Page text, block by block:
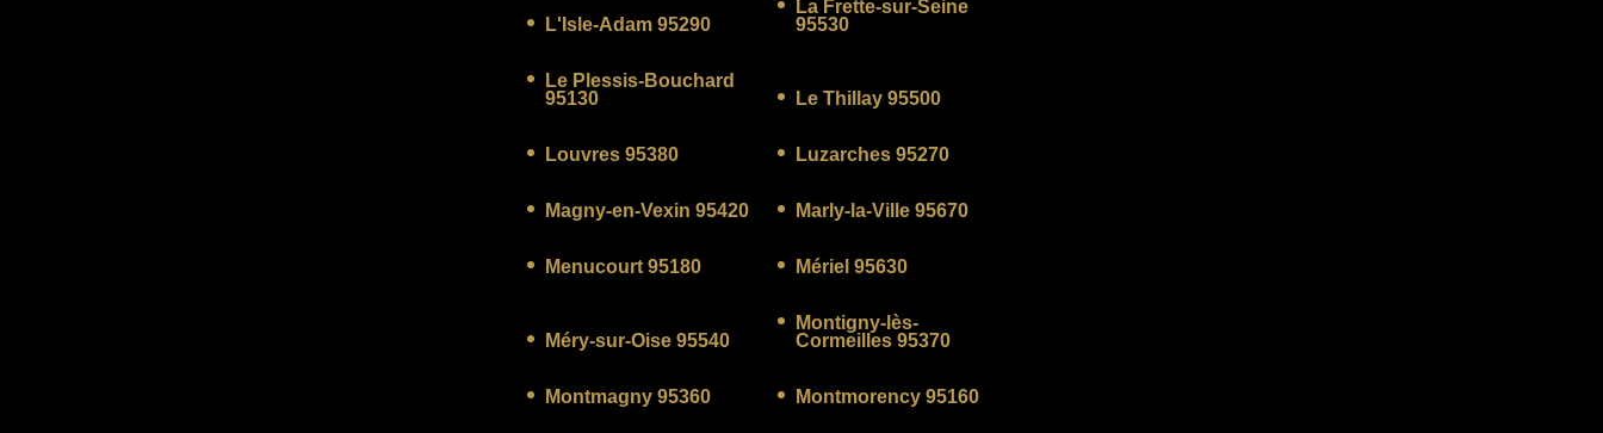
L'Isle-Adam 95290
La Frette-sur-Seine
95530
Le Plessis-Bouchard
95130
Le Thillay 95500
Louvres 95380 Luzarches 95270
Magny-en-Vexin 95420 Marly-la-Ville 95670
Menucourt 95180 Mériel 95630
Méry-sur-Oise 95540
Montigny-lès-
Cormeilles 95370
Montmagny 95360 Montmorency 95160